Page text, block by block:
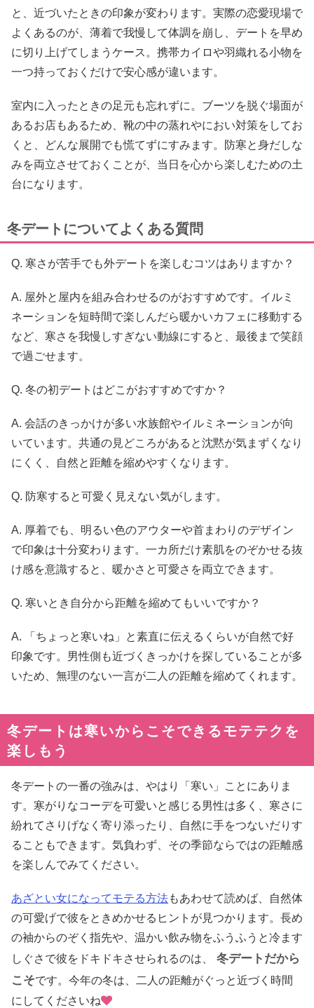
と、近づいたときの印象が変わります。実際の恋愛現場で
よくあるのが、薄着で我慢して体調を崩し、デートを早め
に切り上げてしまうケース。携帯カイロや羽織れる小物を
一つ持っておくだけで安心感が違います。
室内に入ったときの足元も忘れずに。ブーツを脱ぐ場面が
あるお店もあるため、靴の中の蒸れやにおい対策をしてお
くと、どんな展開でも慌てずにすみます。防寒と身だしな
みを両立させておくことが、当日を心から楽しむための土
台になります。
冬デートについてよくある質問
Q. 寒さが苦手でも外デートを楽しむコツはありますか？
A. 屋外と屋内を組み合わせるのがおすすめです。イルミ
ネーションを短時間で楽しんだら暖かいカフェに移動する
など、寒さを我慢しすぎない動線にすると、最後まで笑顔
で過ごせます。
Q. 冬の初デートはどこがおすすめですか？
A. 会話のきっかけが多い水族館やイルミネーションが向
いています。共通の見どころがあると沈黙が気まずくなり
にくく、自然と距離を縮めやすくなります。
Q. 防寒すると可愛く見えない気がします。
A. 厚着でも、明るい色のアウターや首まわりのデザイン
で印象は十分変わります。一カ所だけ素肌をのぞかせる抜
け感を意識すると、暖かさと可愛さを両立できます。
Q. 寒いとき自分から距離を縮めてもいいですか？
A. 「ちょっと寒いね」と素直に伝えるくらいが自然で好
印象です。男性側も近づくきっかけを探していることが多
いため、無理のない一言が二人の距離を縮めてくれます。
冬デートは寒いからこそできるモテテクを
楽しもう
冬デートの一番の強みは、やはり「寒い」ことにありま
す。寒がりなコーデを可愛いと感じる男性は多く、寒さに
紛れてさりげなく寄り添ったり、自然に手をつないだりす
ることもできます。気負わず、その季節ならではの距離感
を楽しんでみてください。
あざとい女になってモテる方法もあわせて読めば、自然体
の可愛げで彼をときめかせるヒントが見つかります。長め
の袖からのぞく指先や、温かい飲み物をふうふうと冷ます
しぐさで彼をドキドキさせられるのは、
冬デートだから
こそです。今年の冬は、二人の距離がぐっと近づく時間
にしてくださいね